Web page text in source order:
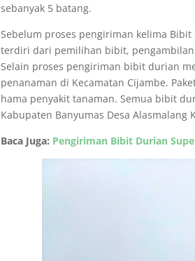
sebanyak 5 batang.
Sebelum proses pengiriman kelima
terdiri dari pemilihan bibit,
Selain proses pengiriman bibit durian
penanaman di Kecamatan Cijambe.
hama penyakit tanaman. Semua bibit
Kabupaten Banyumas Desa Alasmalang
Baca Juga: Pengiriman Bibit Durian